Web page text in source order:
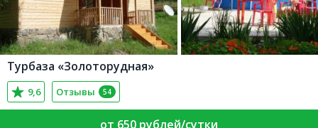
Турбаза «Золоторудная»
9,6 Отзывы 54
от 650 рублей/сутки